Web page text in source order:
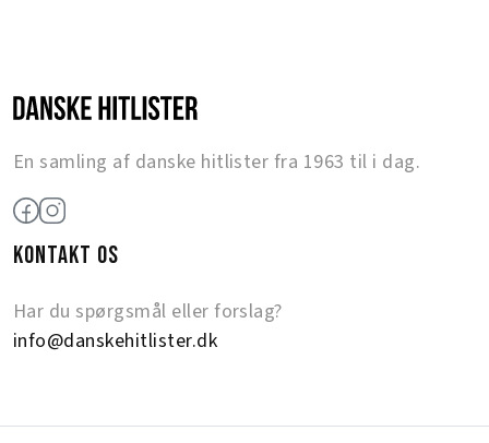
En samling af danske hitlister fra 1963 til i dag.
KONTAKT OS
Har du spørgsmål eller forslag?
info@danskehitlister.dk